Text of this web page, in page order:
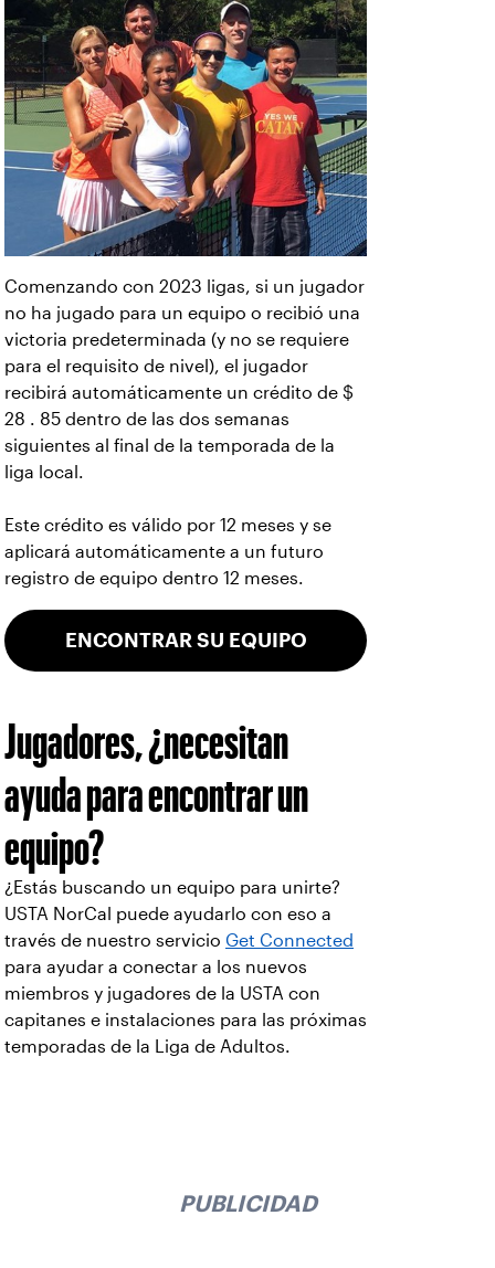
Comenzando con 2023 ligas, si un jugador
no ha jugado para un equipo o recibió una
victoria predeterminada (y no se requiere
para el requisito de nivel), el jugador
recibirá automáticamente un crédito de $
28 . 85 dentro de las dos semanas
siguientes al final de la temporada de la
liga local.
Este crédito es válido por 12 meses y se
aplicará automáticamente a un futuro
registro de equipo dentro 12 meses.
ENCONTRAR SU EQUIPO
Jugadores, ¿necesitan
ayuda para encontrar un
equipo?
¿Estás buscando un equipo para unirte?
USTA NorCal puede ayudarlo con eso a
través de nuestro servicio Get Connected
para ayudar a conectar a los nuevos
miembros y jugadores de la USTA con
capitanes e instalaciones para las próximas
temporadas de la Liga de Adultos.
PUBLICIDAD